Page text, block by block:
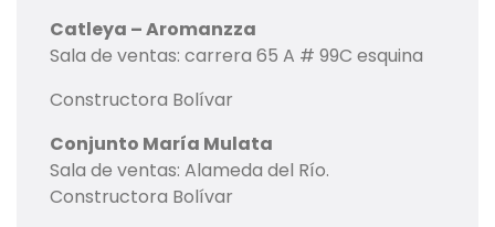
Catleya – Aromanzza
Sala de ventas: carrera 65 A # 99C esquina
Constructora Bolívar
Conjunto María Mulata
Sala de ventas: Alameda del Río.
Constructora Bolívar